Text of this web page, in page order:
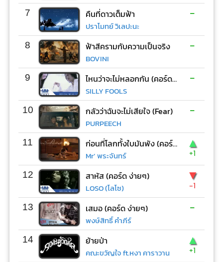
7 คืนที่ดาวเต็มฟ้า
ปราโมทย์ วิเลปะนะ
-
8 ฟ้าสีครามกับความเป็นจริง
BOVINI
-
9 ไหนว่าจะไม่หลอกกัน (คอร์ด ง่ายๆ)
SILLY FOOLS
-
10 กลัวว่าฉันจะไม่เสียใจ (Fear)
PURPEECH
-
11 ก่อนที่โลกทั้งใบมันพัง (คอร์ด ง่ายๆ)
Mr’ พระจันทร์
▲
+1
12 สาหัส (คอร์ด ง่ายๆ)
LOSO (โลโซ)
▼
-1
13 เสมอ (คอร์ด ง่ายๆ)
พงษ์สิทธิ์ คำภีร์
-
14 ย้ายป่า
คณะขวัญใจ ft.หงา คาราวาน
▲
+1